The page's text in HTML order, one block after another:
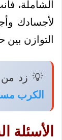
الشاملة،
لأجسادك
التوازن
💡 زد
الكرب
الأسئلة